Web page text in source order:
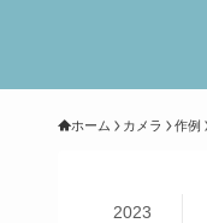
ホーム カメラ 作例
2023